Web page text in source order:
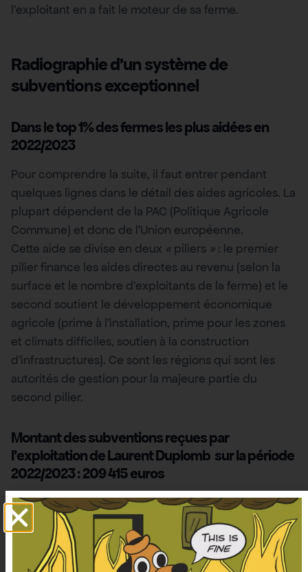
l’exploitant en a fait le moteur de sa ferme.
Radiographie d’un système de
subventions exceptionnel
Dans le top 1% des fermes les plus aidées en
2022/2023
Pour comprendre la suite, il faut entrer pendant
quelques lignes dans le détail des aides agricoles. La
plupart dépendent de la PAC (Politique Agricole
Commune) et donc de l’Union européenne.
Cette aide se divise en deux « piliers » : le premier
pilier finance les aides directes au revenu (selon la
surface et le nombre d’exploitants de la ferme) et le
second soutient le développement économique
agricole (prime à l’installation, prime pour les zones
et climats difficiles, soutien à la construction
d’infrastructures). Ce sont les régions qui sont les
autorités de gestion pour la majeure partie du
second pilier.
Montant des subventions reçues par
l’exploitation de Laurent Duplomb sur la période
2022/2023 : 209 415 euros
Ces fonds sont attribués sur des périodes qui vont
d’octobre à octobre, aussi on présentera ces
subventions à cheval sur deux ans.
Selon nos informations, l’exploitation de Laurent